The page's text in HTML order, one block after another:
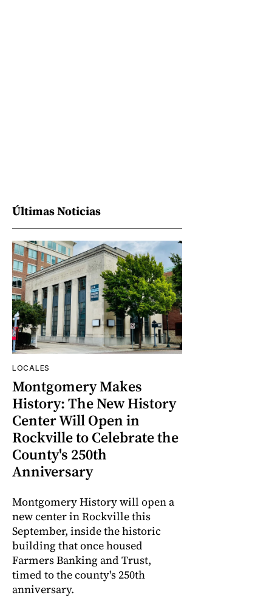
Últimas Noticias
LOCALES
Montgomery Makes
History: The New History
Center Will Open in
Rockville to Celebrate the
County's 250th
Anniversary
Montgomery History will open a
new center in Rockville this
September, inside the historic
building that once housed
Farmers Banking and Trust,
timed to the county's 250th
anniversary.